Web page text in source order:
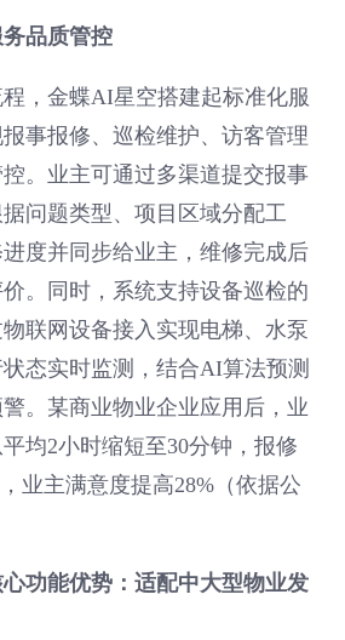
品质管控
，金蝶AI星空搭建起标准化服
事报修、巡检维护、访客管理
。业主可通过多渠道提交报事
问题类型、项目区域分配工
度并同步给业主，维修完成后
。同时，系统支持设备巡检的
联网设备接入实现电梯、水泵
态实时监测，结合AI算法预测
。某商业物业企业应用后，业
均2小时缩短至30分钟，报修
业主满意度提高28%（依据公
功能优势：适配中大型物业发